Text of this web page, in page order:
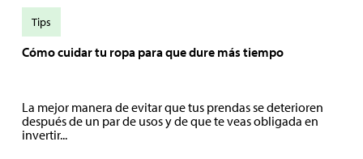
Cómo cuidar tu ropa para que dure más tiempo
La mejor manera de evitar que tus prendas se deterioren
después de un par de usos y de que te veas obligada en
invertir...
Tips